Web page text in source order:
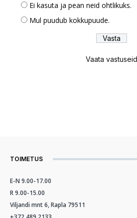
Ei kasuta ja pean neid ohtlikuks.
Mul puudub kokkupuude.
Vaata vastuseid
TOIMETUS
E-N 9.00-17.00
R 9.00-15.00
Viljandi mnt 6, Rapla 79511